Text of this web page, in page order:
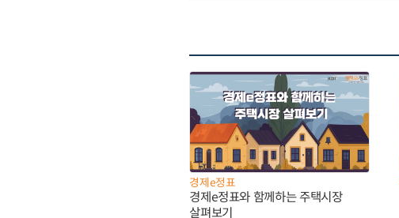
경제e정표
경제e정표와 함께하는 주택시장
살펴보기